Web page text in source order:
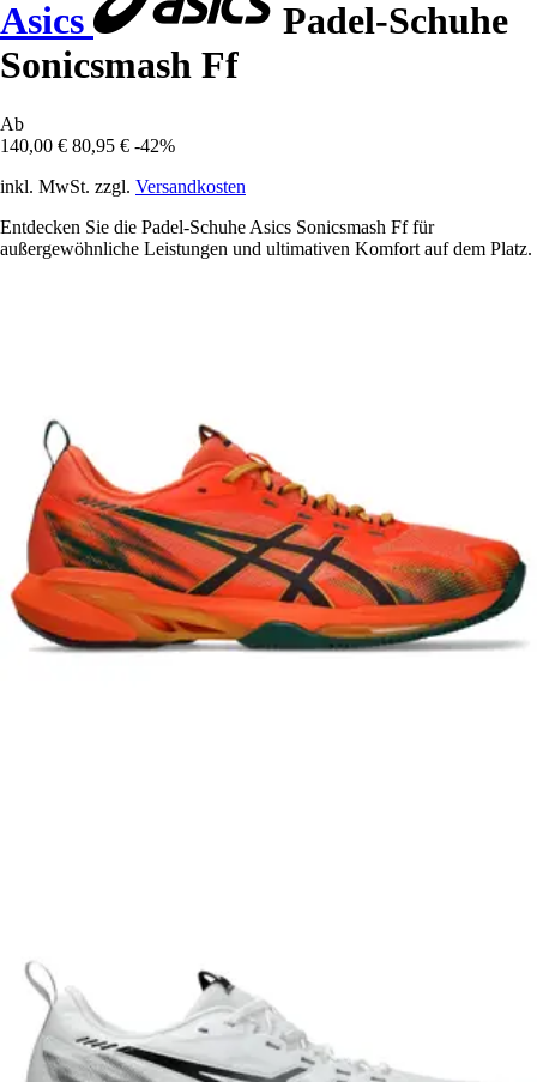
Asics
Padel-Schuhe
Sonicsmash Ff
Ab
140,00 € 80,95 € -42%
inkl. MwSt. zzgl. Versandkosten
Entdecken Sie die Padel-Schuhe Asics Sonicsmash Ff für
außergewöhnliche Leistungen und ultimativen Komfort auf dem Platz.